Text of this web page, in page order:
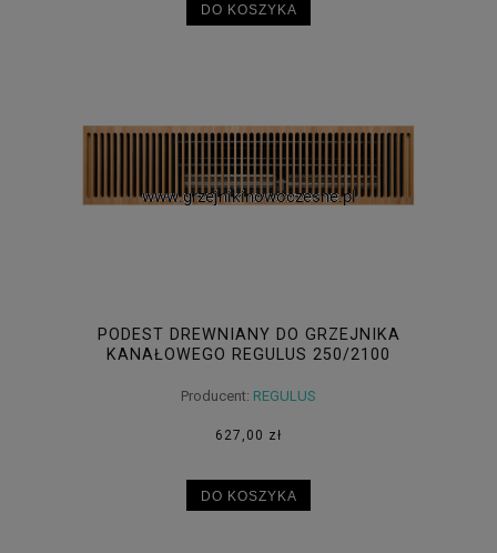
DO KOSZYKA
PODEST DREWNIANY DO GRZEJNIKA
KANAŁOWEGO REGULUS 250/2100
Producent: REGULUS
627,00 zł
DO KOSZYKA